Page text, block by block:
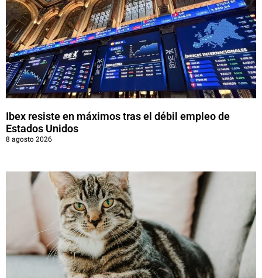
Ibex resiste en máximos tras el débil empleo de
Estados Unidos
8 agosto 2026